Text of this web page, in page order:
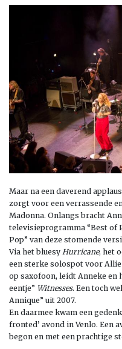
Maar na een daverend
zorgt voor een verrassende
Madonna. Onlangs bracht
televisieprogramma “Best of
Pop” van deze stomende
Via het bluesy Hurricane, het
een sterke solospot voor
op saxofoon, leidt Anneke en
eentje” Witnesses. Een toch
Annique” uit 2007.
En daarmee kwam een
fronted’ avond in Venlo. Een
begon en met een prachtige